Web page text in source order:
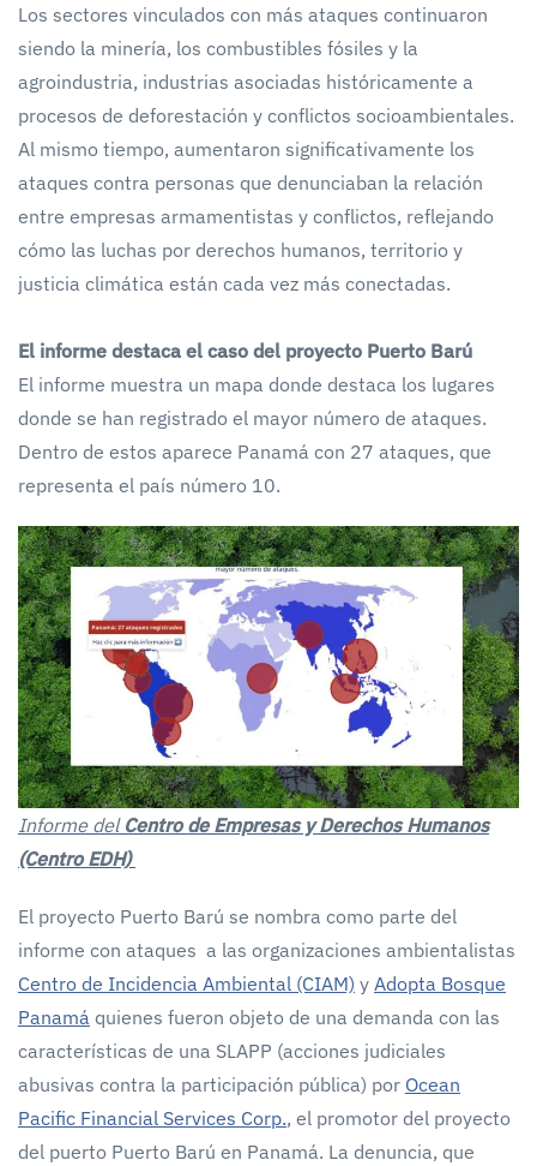
Los sectores vinculados con más ataques continuaron
siendo la minería, los combustibles fósiles y la
agroindustria, industrias asociadas históricamente a
procesos de deforestación y conflictos socioambientales.
Al mismo tiempo, aumentaron significativamente los
ataques contra personas que denunciaban la relación
entre empresas armamentistas y conflictos, reflejando
cómo las luchas por derechos humanos, territorio y
justicia climática están cada vez más conectadas.
El informe destaca el caso del proyecto Puerto Barú
El informe muestra un mapa donde destaca los lugares
donde se han registrado el mayor número de ataques.
Dentro de estos aparece Panamá con 27 ataques, que
representa el país número 10.
Informe delCentro de Empresas y Derechos Humanos
(Centro EDH)
El proyecto Puerto Barú se nombra como parte del
informe con ataques a las organizaciones ambientalistas
Centro de Incidencia Ambiental (CIAM) y Adopta Bosque
Panamá quienes fueron objeto de una demanda con las
características de una SLAPP (acciones judiciales
abusivas contra la participación pública) por Ocean
Pacific Financial Services Corp., el promotor del proyecto
del puerto Puerto Barú en Panamá. La denuncia, que